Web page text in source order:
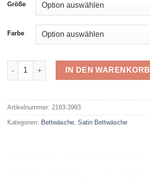
Größe
Farbe
Bierbaum Satin 3993 Menge
IN DEN WARENKORB
Artikelnummer: 2193-3993
Kategorien: Bettwäsche Satin Bettwäsche